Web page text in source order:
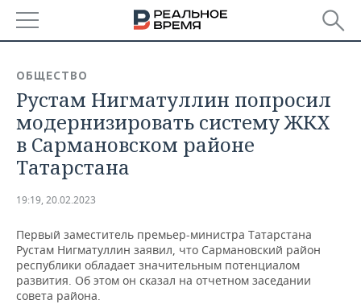
БАШКОРТОСТАН
ТАТАРСТАН
УДМУРТИЯ
НОВОСТИ
АНАЛИТИКА
НОВОСТИ АНАЛИТИКИ
ДЕКЛАРАЦИИ О ДОХОДАХ
КОРОЛИ ГОСЗАКАЗА ПФО
ВУЗЫ ТАТАРСТАНА
ЭКОНОМИКА
НОВОСТИ ЭКОНОМИКИ
ФИНАНСЫ
БАНКИ
ПРОМЫШЛЕННОСТЬ
НОВОСТИ
ПРОМЫШЛЕННОСТИ
АГРОПРОМ
НЕДВИЖИМОСТЬ
НОВОСТИ НЕДВИЖИМОСТИ
АВТО
ОБЩЕСТВО
Рустам Нигматуллин попросил
модернизировать систему ЖКХ
в Сармановском районе
Татарстана
19:19, 20.02.2023
Первый заместитель премьер-министра Татарстана
Рустам Нигматуллин заявил, что Сармановский район
республики обладает значительным потенциалом
развития. Об этом он сказал на отчетном заседании
совета района.